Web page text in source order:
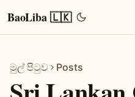
BaoLiba 🇱🇰
මුල් පිටුව Posts